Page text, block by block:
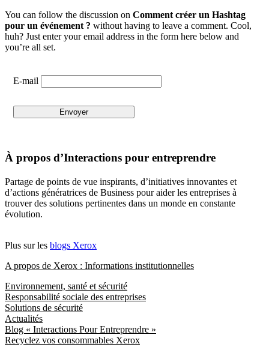
You can follow the discussion on Comment créer un Hashtag
pour un événement ? without having to leave a comment. Cool,
huh? Just enter your email address in the form here below and
you’re all set.
E-mail
À propos d’Interactions pour entreprendre
Partage de points de vue inspirants, d’initiatives innovantes et
d’actions génératrices de Business pour aider les entreprises à
trouver des solutions pertinentes dans un monde en constante
évolution.
Plus sur les blogs Xerox
A propos de Xerox : Informations institutionnelles
Environnement, santé et sécurité
Responsabilité sociale des entreprises
Solutions de sécurité
Actualités
Blog « Interactions Pour Entreprendre »
Recyclez vos consommables Xerox